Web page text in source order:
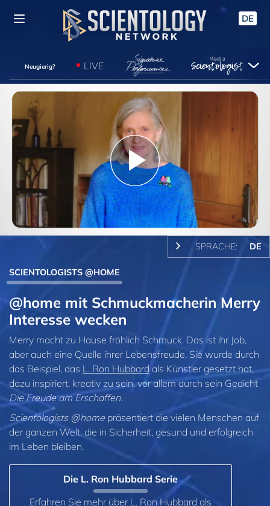
DE
Neugierig? LIVE
Play
Video
SPRACHE: DE
SCIENTOLOGISTS @HOME
@home mit Schmuck­macherin Merry
Interesse wecken
Merry macht zu Hause fröhlich Schmuck. Das ist ihr Job,
aber auch eine Quelle ihrer Lebensfreude. Sie wurde durch
das Beispiel, das L. Ron Hubbard als Künstler gesetzt hat,
dazu inspiriert, kreativ zu sein, vor allem durch sein Gedicht
Die Freude am Erschaffen.
Scientologists @home präsentiert die vielen Menschen auf
der ganzen Welt, die in Sicherheit, gesund und erfolgreich
im Leben bleiben.
Die L. Ron Hubbard Serie
Erfahren Sie mehr über L. Ron Hubbard als